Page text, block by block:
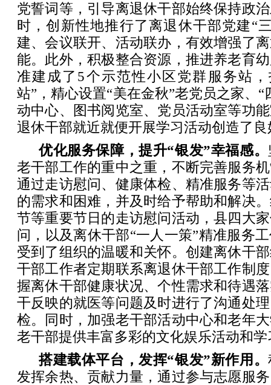
党誓词等，引导离退休干部始终保持政
时，创新性地推行了离退休干部党建“
建、会议联开、活动联办，有效增强了
能。此外，积极整合资源，推进养老育
准建成了5个示范性小区党群服务站
站”，精心设置“美在金秋”老党员之家、
动中心、图书阅览室、党员活动室等功
退休干部就近就便开展学习活动创造了
优化服务保障，提升“银发”幸福感。
老干部工作的重中之重，不断完善服务
通过走访慰问、健康体检、精准服务等
的需求和困难，并及时给予帮助和解决
节等重要节日的走访慰问活动，县四大
问，以及离休干部“一人一策”精准服务
受到了组织的温暖和关怀。创建离休干
干部工作者定期联系离退休干部工作制
握离休干部健康状况、个性需求和待遇
干反映的就医等问题及时进行了沟通处
检。同时，加强老干部活动中心和老年
老干部提供丰富多彩的文化娱乐活动和
搭建载体平台，发挥“银发”新作用。
发挥余热、贡献力量，通过参与志愿服